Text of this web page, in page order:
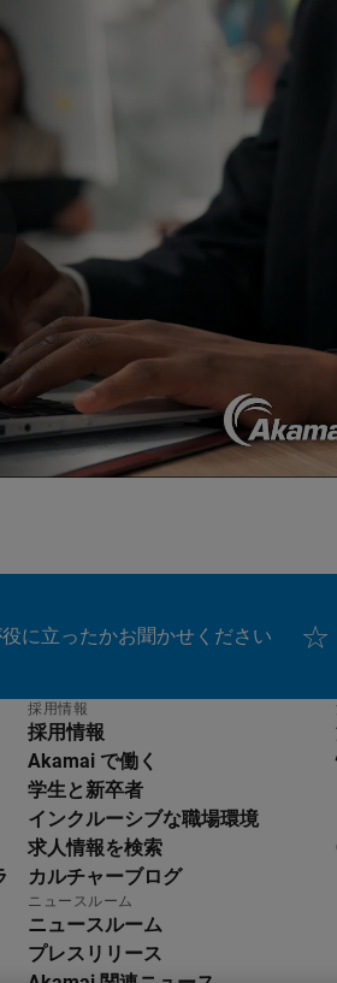
に立ったかお聞かせください
採用情報
採用情報
Akamai で働く
学生と新卒者
インクルーシブな職場環境
求人情報を検索
カルチャーブログ
ニュースルーム
ニュースルーム
プレスリリース